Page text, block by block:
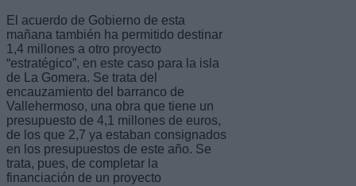
El acuerdo de Gobierno de esta
mañana también ha permitido destinar
1,4 millones a otro proyecto
“estratégico”, en este caso para la isla
de La Gomera. Se trata del
encauzamiento del barranco de
Vallehermoso, una obra que tiene un
presupuesto de 4,1 millones de euros,
de los que 2,7 ya estaban consignados
en los presupuestos de este año. Se
trata, pues, de completar la
financiación de un proyecto